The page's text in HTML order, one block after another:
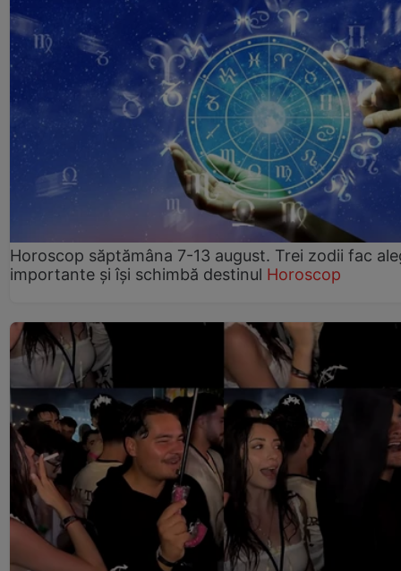
Horoscop săptămâna 7-13 august. Trei zodii fac
importante și își schimbă destinul Horoscop